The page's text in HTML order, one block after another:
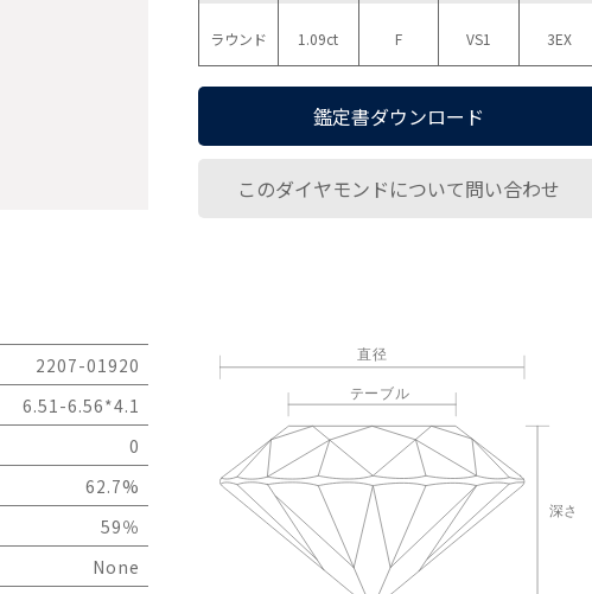
ラウンド 1.09ct F VS1 3EX
鑑定書ダウンロード
このダイヤモンドについて問い合わせ
2207-01920
6.51-6.56*4.1
0
62.7%
59％
None